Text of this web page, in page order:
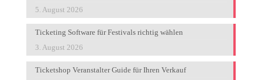
5. August 2026
Ticketing Software für Festivals richtig wählen
3. August 2026
Ticketshop Veranstalter Guide für Ihren Verkauf